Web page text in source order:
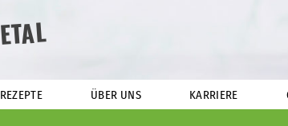
REZEPTE ÜBER UNS KARRIERE